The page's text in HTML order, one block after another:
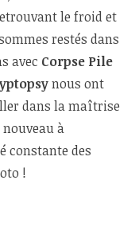
le froid et
restés dans
avec Corpse Pile
nous ont
dans la maîtrise
à
constante des
!